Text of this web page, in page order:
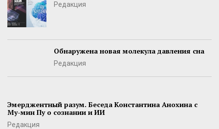
Редакция
Обнаружена новая молекула давления сна
Редакция
Эмерджентный разум. Беседа Константина Анохина с
Му-мин Пу о сознании и ИИ
Редакция